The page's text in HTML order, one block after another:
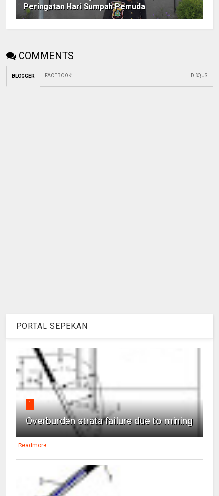
Peringatan Hari Sumpah Pemuda
COMMENTS
BLOGGER FACEBOOK: DISQUS
PORTAL SEPEKAN
1
Overburden strata failure due to mining
Readmore